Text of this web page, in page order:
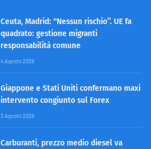
Ceuta, Madrid: “Nessun rischio”. UE fa
quadrato: gestione migranti
responsabilità comune
4 Agosto 2026
Giappone e Stati Uniti confermano maxi
intervento congiunto sul Forex
3 Agosto 2026
Carburanti, prezzo medio diesel va